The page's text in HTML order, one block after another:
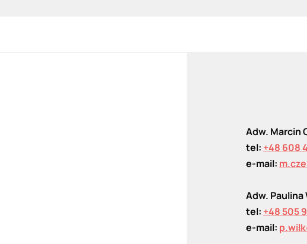
Adw. Marcin
tel: +48 608
e-mail:
Adw. Paulina
tel: +48 505
e-mail: